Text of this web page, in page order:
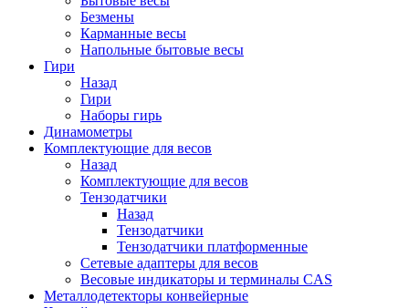
Безмены
Карманные весы
Напольные бытовые весы
Гири
Назад
Гири
Наборы гирь
Динамометры
Комплектующие для весов
Назад
Комплектующие для весов
Тензодатчики
Назад
Тензодатчики
Тензодатчики платформенные
Сетевые адаптеры для весов
Весовые индикаторы и терминалы CAS
Металлодетекторы конвейерные